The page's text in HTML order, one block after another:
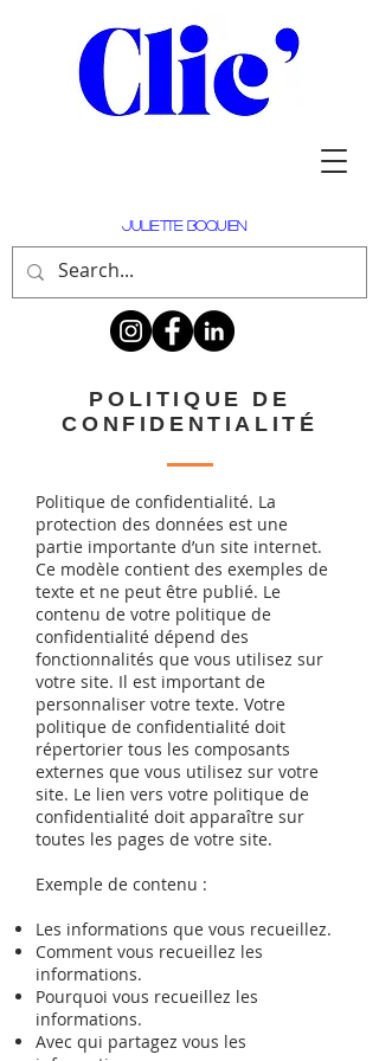
Juliette Boquien
POLITIQUE DE
CONFIDENTIALITÉ
Politique de confidentialité. La
protection des données est une
partie importante d’un site internet.
Ce modèle contient des exemples de
texte et ne peut être publié. Le
contenu de votre politique de
confidentialité dépend des
fonctionnalités que vous utilisez sur
votre site. Il est important de
personnaliser votre texte. Votre
politique de confidentialité doit
répertorier tous les composants
externes que vous utilisez sur votre
site. Le lien vers votre politique de
confidentialité doit apparaître sur
toutes les pages de votre site.
Exemple de contenu :
Les informations que vous recueillez.
Comment vous recueillez les
informations.
Pourquoi vous recueillez les
informations.
Avec qui partagez vous les